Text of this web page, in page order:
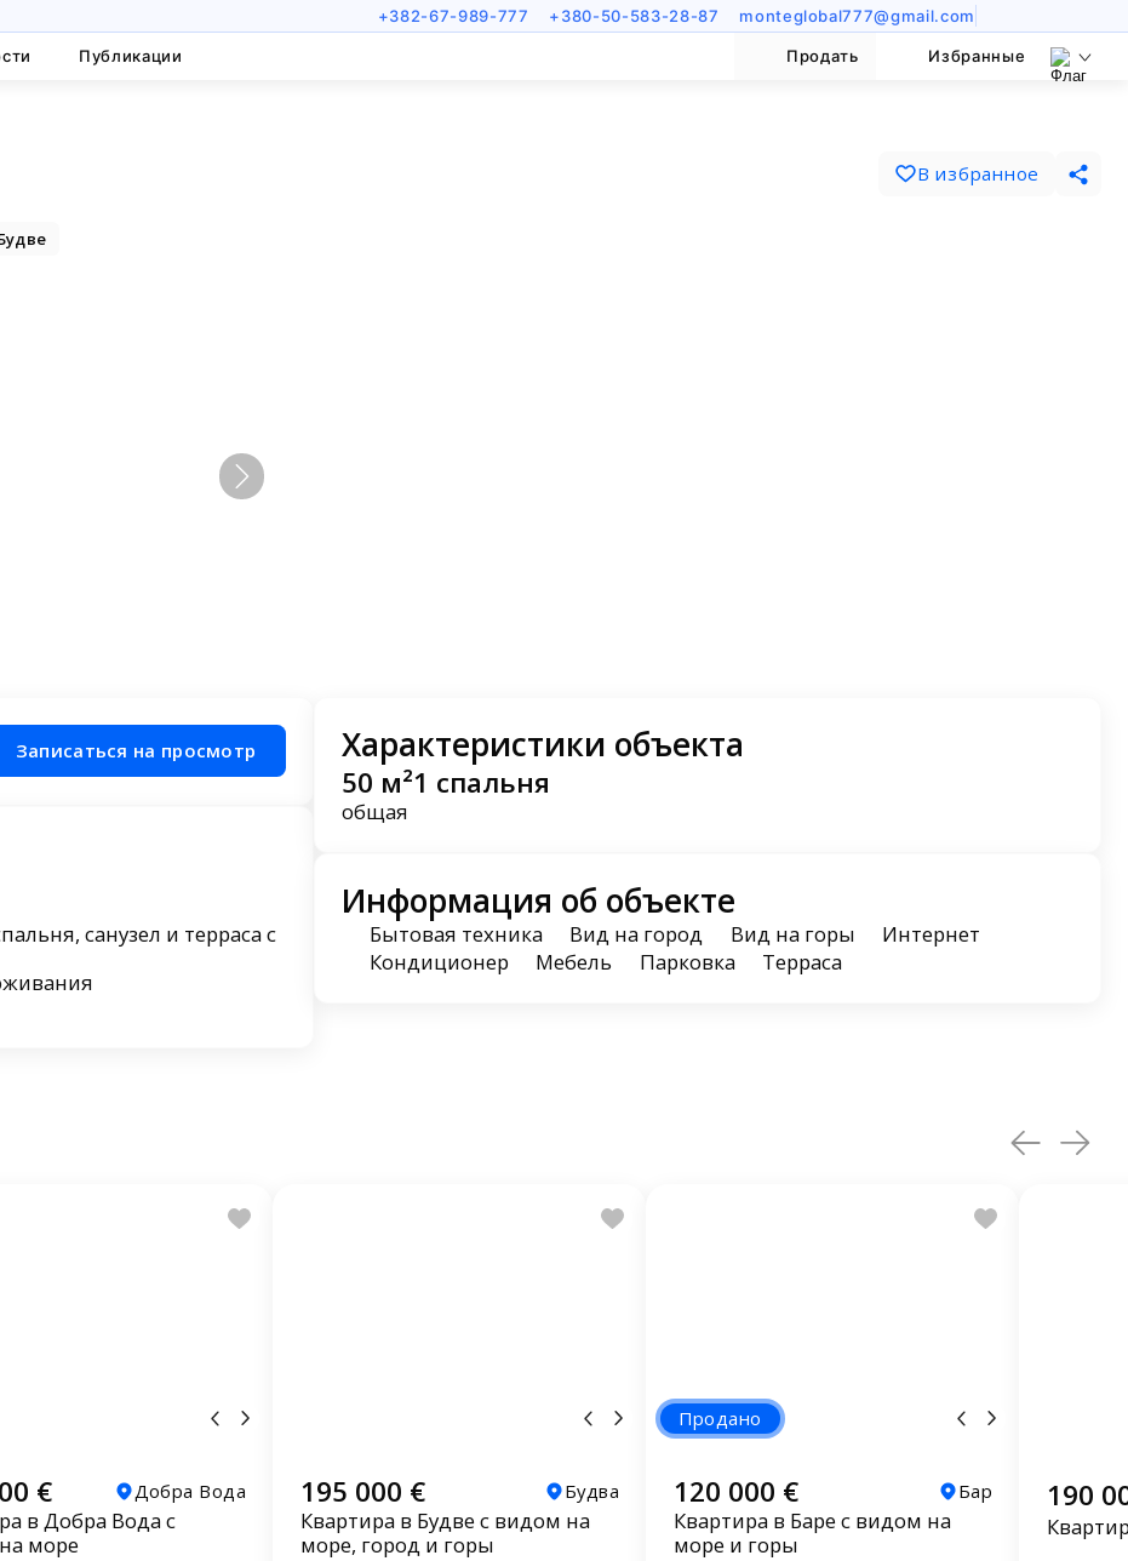
+382-67-989-777 +380-50-583-28-87 monteglobal777@gmail.com
Публикации Продать Избранные
В избранное
Записаться на просмотр
санузел и терраса с
Характеристики объекта
50 м²
общая
1 спальня
Информация об объекте
Бытовая техника Вид на город Вид на горы
Интернет
Кондиционер
Мебель Парковка Терраса
€ Добра Вода
в Добра Вода с
море
195 000 € Будва
Квартира в Будве с видом на
море, город и горы
Продано
120 000 € Бар
Квартира в Баре с видом на
море и горы
190